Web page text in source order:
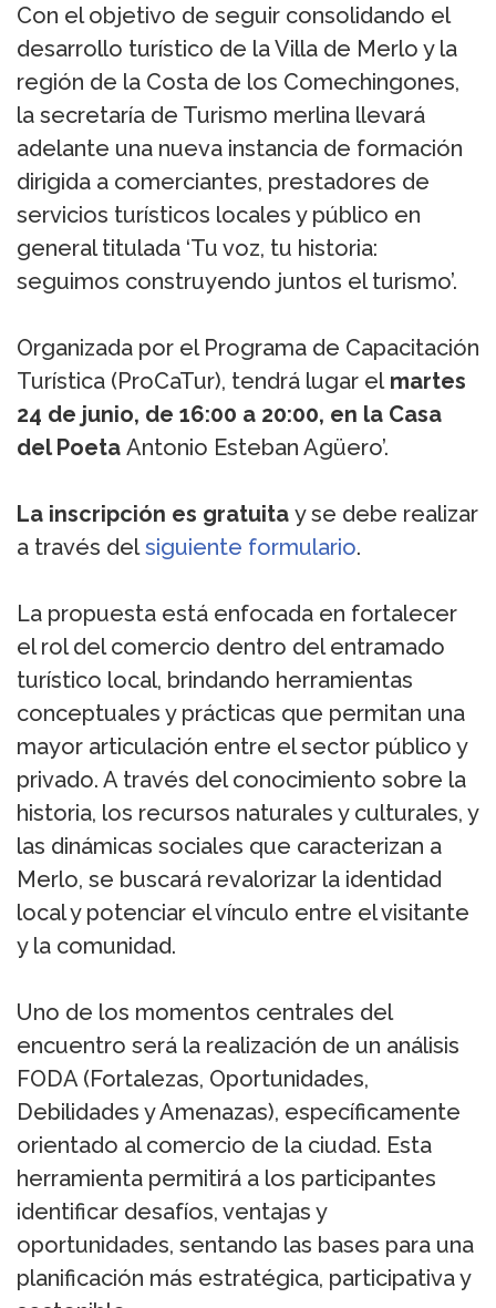
Con el objetivo de seguir consolidando el
desarrollo turístico de la Villa de Merlo y la
región de la Costa de los Comechingones,
la secretaría de Turismo merlina llevará
adelante una nueva instancia de formación
dirigida a comerciantes, prestadores de
servicios turísticos locales y público en
general titulada ‘Tu voz, tu historia:
seguimos construyendo juntos el turismo’.
Organizada por el Programa de Capacitación
Turística (ProCaTur), tendrá lugar el martes
24 de junio, de 16:00 a 20:00, en la Casa
del Poeta Antonio Esteban Agüero’.
La inscripción es gratuita y se debe realizar
a través delsiguiente formulario.
La propuesta está enfocada en fortalecer
el rol del comercio dentro del entramado
turístico local, brindando herramientas
conceptuales y prácticas que permitan una
mayor articulación entre el sector público y
privado. A través del conocimiento sobre la
historia, los recursos naturales y culturales, y
las dinámicas sociales que caracterizan a
Merlo, se buscará revalorizar la identidad
local y potenciar el vínculo entre el visitante
y la comunidad.
Uno de los momentos centrales del
encuentro será la realización de un análisis
FODA (Fortalezas, Oportunidades,
Debilidades y Amenazas), específicamente
orientado al comercio de la ciudad. Esta
herramienta permitirá a los participantes
identificar desafíos, ventajas y
oportunidades, sentando las bases para una
planificación más estratégica, participativa y